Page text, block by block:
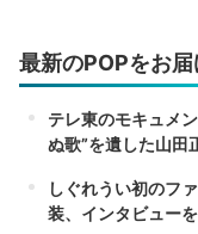
最新のPOPをお届
テレ東のモキュメ
ぬ歌”を遺した山田
しぐれうい初のフ
装、インタビュー